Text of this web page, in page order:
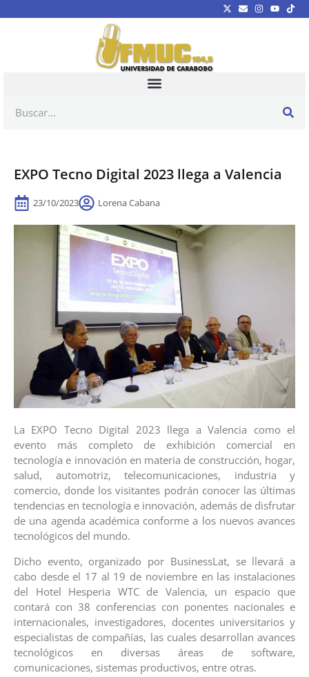
EXPO Tecno Digital 2023 llega a Valencia
23/10/2023 Lorena Cabana
La EXPO Tecno Digital 2023 llega a Valencia como el
evento más completo de exhibición comercial en
tecnología e innovación en materia de construcción, hogar,
salud, automotriz, telecomunicaciones, industria y
comercio, donde los visitantes podrán conocer las últimas
tendencias en tecnología e innovación, además de disfrutar
de una agenda académica conforme a los nuevos avances
tecnológicos del mundo.
Dicho evento, organizado por BusinessLat, se llevará a
cabo desde el 17 al 19 de noviembre en las instalaciones
del Hotel Hesperia WTC de Valencia, un espacio que
contará con 38 conferencias con ponentes nacionales e
internacionales, investigadores, docentes universitarios y
especialistas de compañías, las cuales desarrollan avances
tecnológicos en diversas áreas de software,
comunicaciones, sistemas productivos, entre otras.